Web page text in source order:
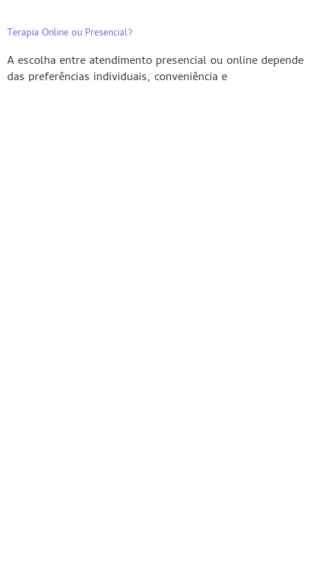
Terapia Online ou Presencial?
A escolha entre atendimento presencial ou online depende
das preferências individuais, conveniência e